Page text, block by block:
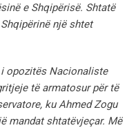
e Shqipërisë. Shtatë
një shtet
opozitës Nacionaliste
të armatosur për të
ku Ahmed Zogu
mandat shtatëvjeçar. Më